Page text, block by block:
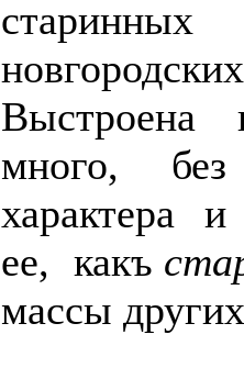
старинных
Выстроена
много,
характера
ее, какъ
массы